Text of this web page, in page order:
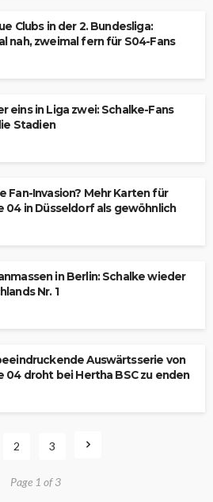
Clubs in der 2. Bundesliga:
nah, zweimal fern für S04-Fans
eins in Liga zwei: Schalke-Fans
Stadien
Fan-Invasion? Mehr Karten für
04 in Düsseldorf als gewöhnlich
in Berlin: Schalke wieder
Nr. 1
Auswärtsserie von
04 droht bei Hertha BSC zu enden
2 3
Page 1 of 3